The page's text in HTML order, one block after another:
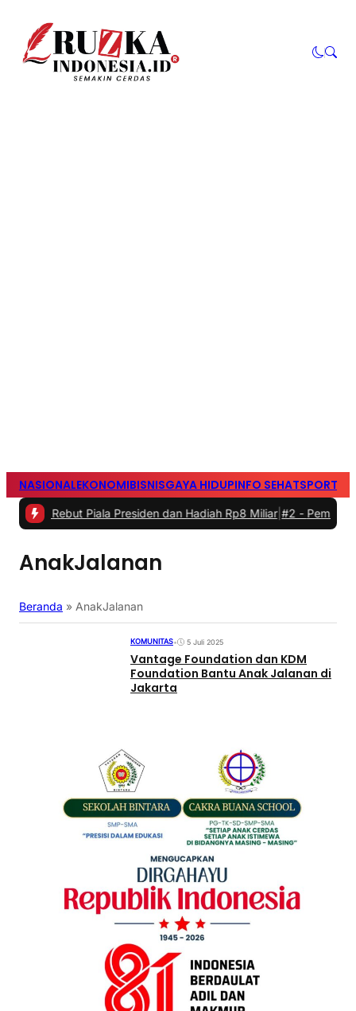
NASIONALEKONOMIBISNISGAYA HIDUPINFO SEHATSPORTS
Piala Presiden dan Hadiah Rp8 Miliar|#2 -Pemkab Bogor
AnakJalanan
Beranda » AnakJalanan
KOMUNITAS• 5 Juli 2025
Vantage Foundation dan KDM
Foundation Bantu Anak Jalanan di
Jakarta